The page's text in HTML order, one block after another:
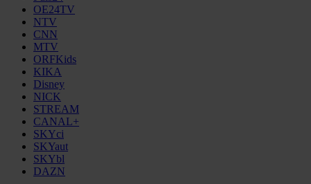
OE24TV
NTV
CNN
MTV
ORFKids
KIKA
Disney
NICK
STREAM
CANAL+
SKYci
SKYaut
SKYbl
DAZN